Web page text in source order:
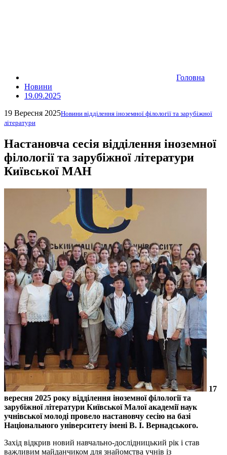
Головна
Новини
19.09.2025
19 Вересня 2025Новини відділення іноземної філології та зарубіжної
літератури
Настановча сесія відділення іноземної
філології та зарубіжної літератури
Київської МАН
17
вересня 2025 року відділення іноземної філології та
зарубіжної літератури Київської Малої академії наук
учнівської молоді провело настановчу сесію на базі
Національного університету імені В. І. Вернадського.
Захід відкрив новий навчально-дослідницький рік і став
важливим майданчиком для знайомства учнів із